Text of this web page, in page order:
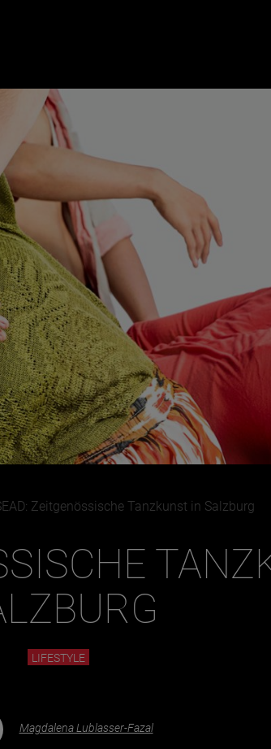
Kunst & Kultur
Brauchtum
Lifestyle
Hotel & Reise
Archiv
Jänner
Februar
April
Mai
Zeitgenössische Tanzkunst in Salzburg
LIFESTYLE
Magdalena Lublasser-Fazal